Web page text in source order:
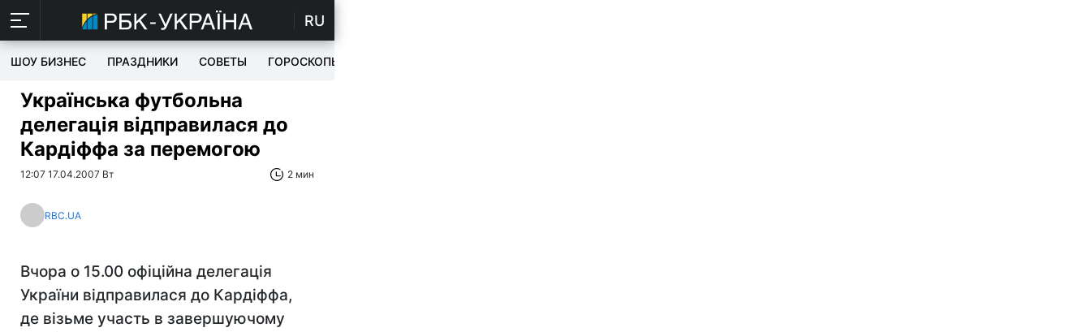
RU
ШОУ БИЗНЕС ПРАЗДНИКИ СОВЕТЫ ГОРОСКОПЫ
Українська футбольна
делегація відправилася до
Кардіффа за перемогою
12:07 17.04.2007 Вт 2 мин
RBC.UA
Вчора о 15.00 офіційна делегація
України відправилася до Кардіффа,
де візьме участь в завершуючому